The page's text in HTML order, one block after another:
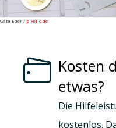
Gabi Eder / pixelio.de
Kosten
etwas?
Die
kostenlos.